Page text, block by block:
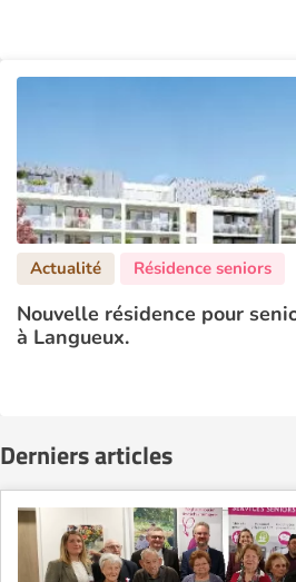
Nouvelle résidence pour
à Langueux.
Derniers articles